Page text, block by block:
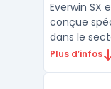
Everwin SX
conçue
dans le
offre une
Plus d’infos